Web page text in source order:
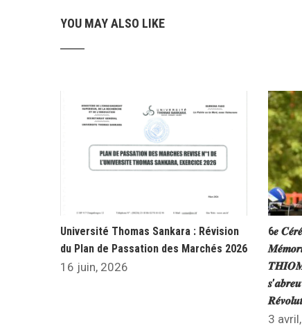
YOU MAY ALSO LIKE
Université Thomas Sankara : Révision
du Plan de Passation des Marchés 2026
16 juin, 2026
6𝒆
3